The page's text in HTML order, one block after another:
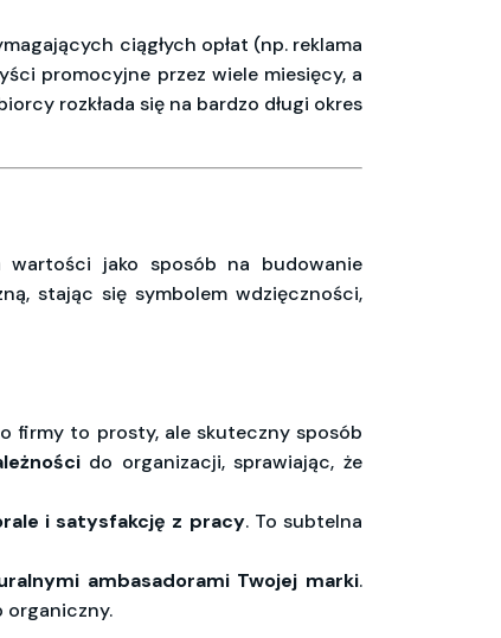
ciągłych opłat (np. reklama
promocyjne przez wiele miesięcy, a
rozkłada się na bardzo długi okres
wartości jako sposób na budowanie
stając się symbolem wdzięczności,
firmy to prosty, ale skuteczny sposób
do organizacji, sprawiając, że
i satysfakcję z pracy. To subtelna
ambasadorami Twojej marki.
organiczny.